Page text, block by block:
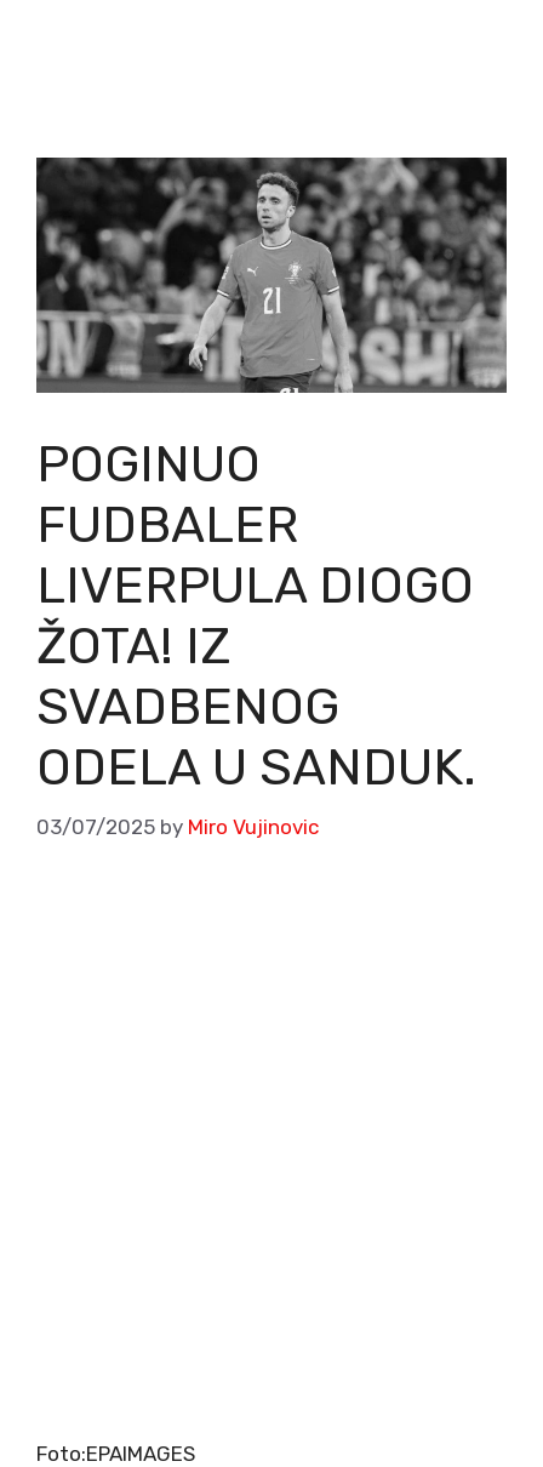
POGINUO
FUDBALER
LIVERPULA DIOGO
ŽOTA! IZ
SVADBENOG
ODELA U SANDUK.
03/07/2025 by Miro Vujinovic
Foto:EPAIMAGES